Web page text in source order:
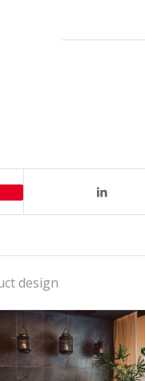
design
Unieke Corian